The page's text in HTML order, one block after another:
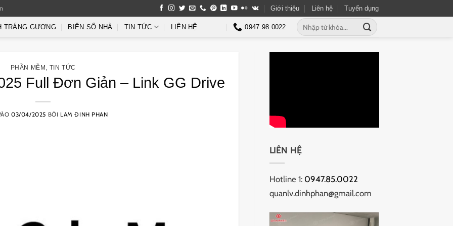
Giới thiệu Liên hệ Tuyển dụng
TRÁNG GƯƠNG BIỂN SỐ NHÀ TIN TỨC LIÊN HỆ 0947.98.0022
Tìm
kiếm:
PHẦN MỀM TIN TỨC
Full Đơn Giản – Link GG Drive
03/04/2025 BỞI LAM ĐINH PHAN
LIÊN HỆ
Hotline 1: 0947.85.0022
quanlv.dinhphan@gmail.com